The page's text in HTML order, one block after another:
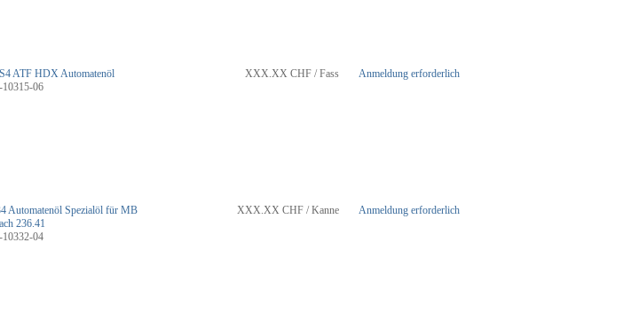
ATF HDX Automatenöl
06
XXX.XX CHF / Fass Anmeldung erforderlich
Automatenöl Spezialöl für MB
236.41
04
XXX.XX CHF / Kanne Anmeldung erforderlich